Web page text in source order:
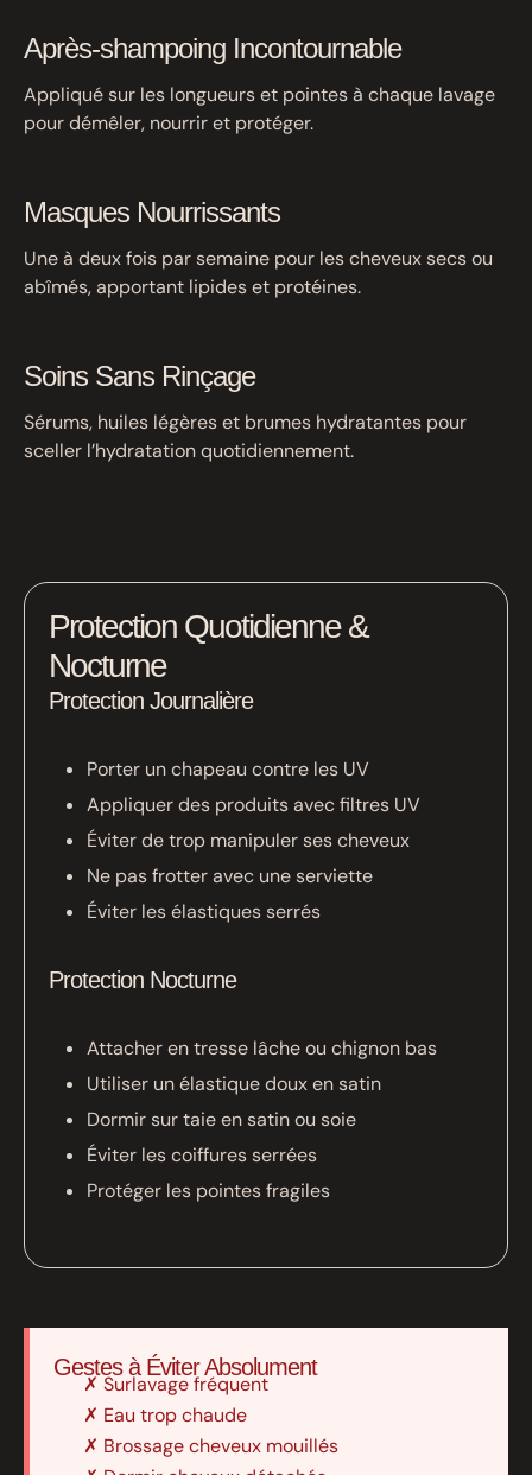
Après-shampoing Incontournable
Appliqué sur les longueurs et pointes à chaque lavage
pour démêler, nourrir et protéger.
Masques Nourrissants
Une à deux fois par semaine pour les cheveux secs ou
abîmés, apportant lipides et protéines.
Soins Sans Rinçage
Sérums, huiles légères et brumes hydratantes pour
sceller l’hydratation quotidiennement.
Protection Quotidienne &
Nocturne
Protection Journalière
Porter un chapeau contre les UV
Appliquer des produits avec filtres UV
Éviter de trop manipuler ses cheveux
Ne pas frotter avec une serviette
Éviter les élastiques serrés
Protection Nocturne
Attacher en tresse lâche ou chignon bas
Utiliser un élastique doux en satin
Dormir sur taie en satin ou soie
Éviter les coiffures serrées
Protéger les pointes fragiles
Gestes à Éviter Absolument
✗ Surlavage fréquent
✗ Eau trop chaude
✗ Brossage cheveux mouillés